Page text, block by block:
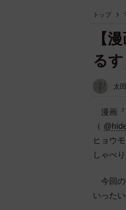
トップ
【
る
太
漫画『
（
ヒョウ
しゃべ
今回の
いった